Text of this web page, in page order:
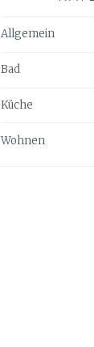
Allgemein
Bad
Küche
Wohnen